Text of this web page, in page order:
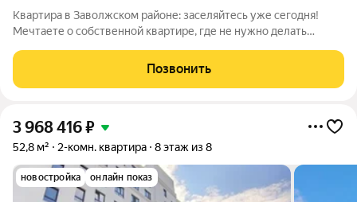
Квартира в Заволжском районе: заселяйтесь уже сегодня!
Мечтаете о собственной квартире, где не нужно делать
современная квартира в сданном доме в живописном
Позвонить
3 968 416₽
52,8 м² 2-комн. квартира 8 этаж из 8
новостройка онлайн показ